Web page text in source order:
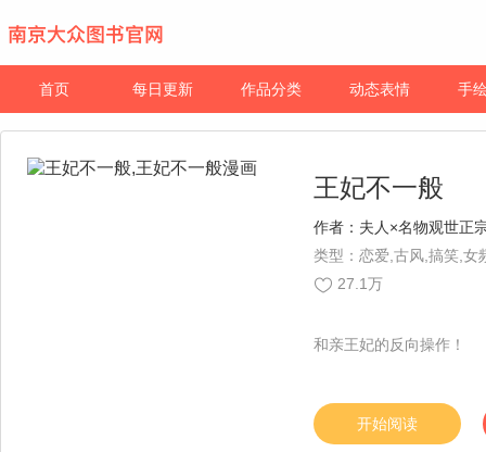
首页 每日更新 作品分类 动态表情 手
王妃不一般
作者： 夫人×名物观世正
类型：恋爱,古风,搞笑,女
27.1万
和亲王妃的反向操作！
开始阅读